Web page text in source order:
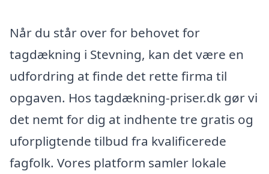
Når du står over for behovet for
tagdækning i Stevning, kan det være en
udfordring at finde det rette firma til
opgaven. Hos tagdækning-priser.dk gør vi
det nemt for dig at indhente tre gratis og
uforpligtende tilbud fra kvalificerede
fagfolk. Vores platform samler lokale